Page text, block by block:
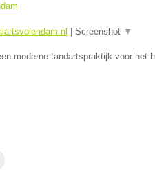
Screenshot ▼
moderne tandartspraktijk voor het